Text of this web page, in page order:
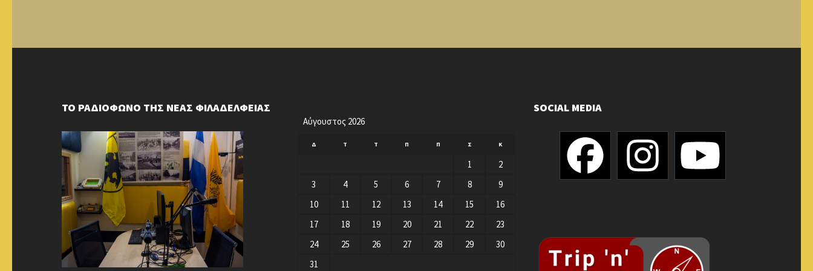
ΤΟ ΡΑΔΙΟΦΩΝΟ ΤΗΣ ΝΕΑΣ ΦΙΛΑΔΕΛΦΕΙΑΣ
Αύγουστος 2026
Δ Τ Τ Π Π Σ Κ
1
2
3
4 5 6 7 8
9
10
11 12 13 14 15
16
17
18 19 20 21 22
23
24
25 26 27 28 29
30
31
SOCIAL MEDIA